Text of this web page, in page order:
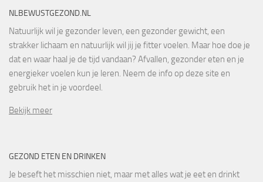
NLBEWUSTGEZOND.NL
Natuurlijk wil je gezonder leven, een gezonder gewicht, een
strakker lichaam en natuurlijk wil jij je fitter voelen. Maar hoe doe je
dat en waar haal je de tijd vandaan? Afvallen, gezonder eten en je
energieker voelen kun je leren. Neem de info op deze site en
gebruik het in je voordeel.
Bekijk meer
GEZOND ETEN EN DRINKEN
Je beseft het misschien niet, maar met alles wat je eet en drinkt